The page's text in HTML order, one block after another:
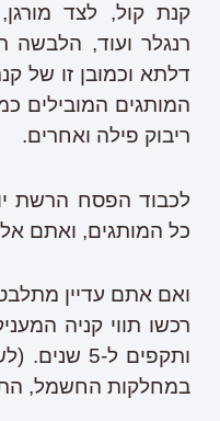
קנת קול, לצד מורגן,
רנגלר ועוד, הלבשה
דלתא וכמובן זו של
המותגים המובילים
ריבוק פילה ואחרים.
לכבוד הפסח הרשת
כל המותגים, ואתם
ואם אתם עדיין
רכשו תווי קניה
ותקפים ל-
במחלקות החשמל,